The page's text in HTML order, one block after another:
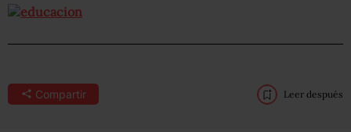
Compartir Leer después